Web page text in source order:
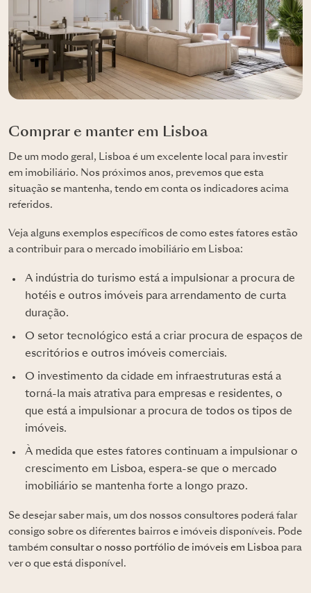
Comprar e manter em Lisboa
De um modo geral, Lisboa é um excelente local para investir
em imobiliário. Nos próximos anos, prevemos que esta
situação se mantenha, tendo em conta os indicadores acima
referidos.
Veja alguns exemplos específicos de como estes fatores estão
a contribuir para o mercado imobiliário em Lisboa:
A indústria do turismo está a impulsionar a procura de
hotéis e outros imóveis para arrendamento de curta
duração.
O setor tecnológico está a criar procura de espaços de
escritórios e outros imóveis comerciais.
O investimento da cidade em infraestruturas está a
torná-la mais atrativa para empresas e residentes, o
que está a impulsionar a procura de todos os tipos de
imóveis.
À medida que estes fatores continuam a impulsionar o
crescimento em Lisboa, espera-se que o mercado
imobiliário se mantenha forte a longo prazo.
Se desejar saber mais, um dos nossos consultores poderá falar
consigo sobre os diferentes bairros e imóveis disponíveis. Pode
também consultar o nosso portfólio de imóveis em Lisboa para
ver o que está disponível.